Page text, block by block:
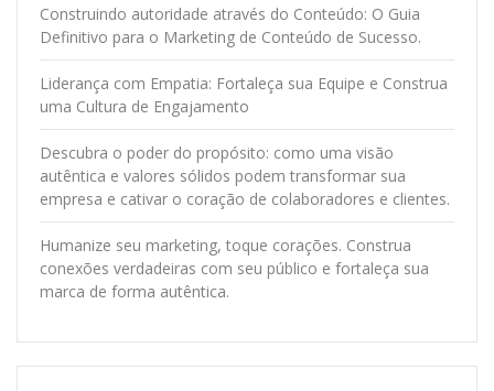
Construindo autoridade através do Conteúdo: O Guia
Definitivo para o Marketing de Conteúdo de Sucesso.
Liderança com Empatia: Fortaleça sua Equipe e Construa
uma Cultura de Engajamento
Descubra o poder do propósito: como uma visão
autêntica e valores sólidos podem transformar sua
empresa e cativar o coração de colaboradores e clientes.
Humanize seu marketing, toque corações. Construa
conexões verdadeiras com seu público e fortaleça sua
marca de forma autêntica.